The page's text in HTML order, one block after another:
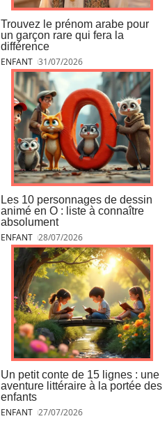
Trouvez le prénom arabe pour
un garçon rare qui fera la
différence
ENFANT 31/07/2026
Les 10 personnages de dessin
animé en O : liste à connaître
absolument
ENFANT 28/07/2026
Un petit conte de 15 lignes : une
aventure littéraire à la portée des
enfants
ENFANT 27/07/2026